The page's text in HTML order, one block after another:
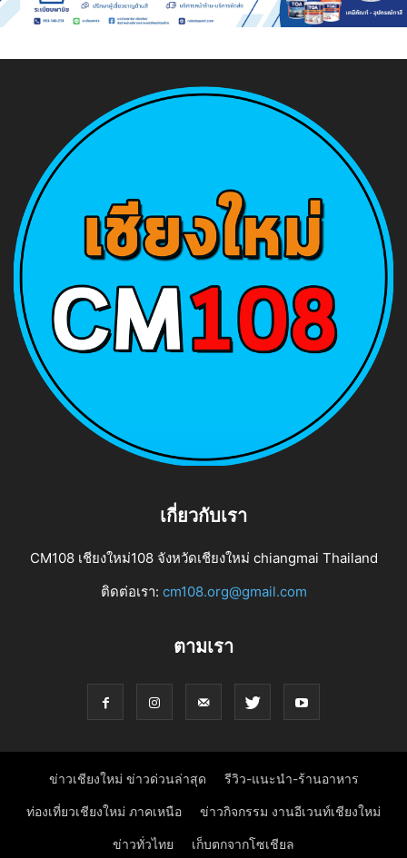
เกี่ยวกับเรา
CM108 เชียงใหม่108 จังหวัดเชียงใหม่ chiangmai Thailand
ติดต่อเรา: cm108.org@gmail.com
ตามเรา
ข่าวเชียงใหม่ ข่าวด่วนล่าสุด รีวิว-แนะนำ-ร้านอาหาร
ท่องเที่ยวเชียงใหม่ ภาคเหนือ ข่าวกิจกรรม งานอีเวนท์เชียงใหม่
ข่าวทั่วไทย เก็บตกจากโซเชียล